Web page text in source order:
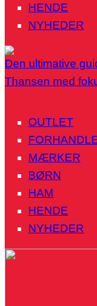
HENDE
NYHEDER
Den ultimative
Thansen med
OUTLET
MÆRKER
BØRN
HAM
HENDE
NYHEDER